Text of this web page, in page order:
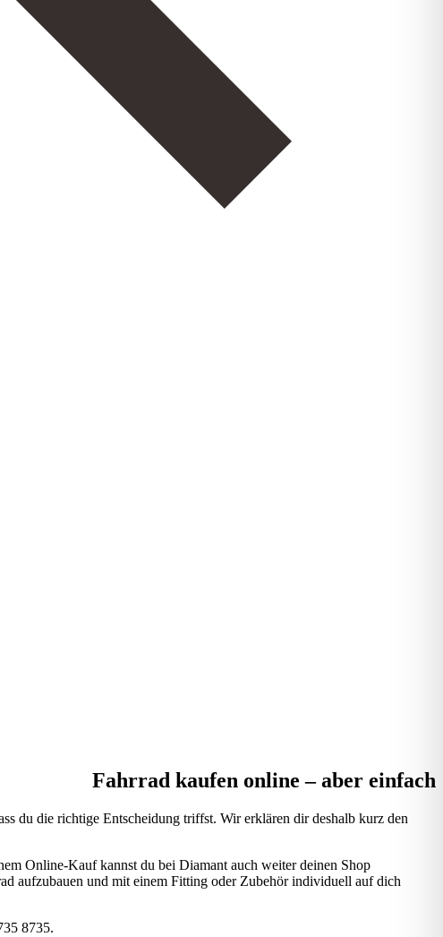
Fahrrad kaufen online – aber einfach
du die richtige Entscheidung triffst. Wir erklären dir deshalb kurz den
Online-Kauf kannst du bei Diamant auch weiter deinen Shop
aufzubauen und mit einem Fitting oder Zubehör individuell auf dich
8735.